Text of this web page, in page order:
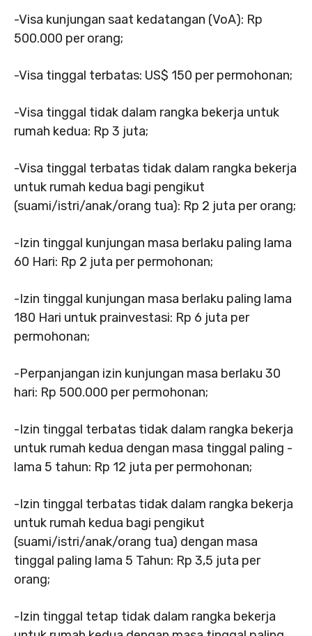
-Visa kunjungan saat kedatangan (VoA): Rp
500.000 per orang;
-Visa tinggal terbatas: US$ 150 per permohonan;
-Visa tinggal tidak dalam rangka bekerja untuk
rumah kedua: Rp 3 juta;
-Visa tinggal terbatas tidak dalam rangka bekerja
untuk rumah kedua bagi pengikut
(suami/istri/anak/orang tua): Rp 2 juta per orang;
-Izin tinggal kunjungan masa berlaku paling lama
60 Hari: Rp 2 juta per permohonan;
-Izin tinggal kunjungan masa berlaku paling lama
180 Hari untuk prainvestasi: Rp 6 juta per
permohonan;
-Perpanjangan izin kunjungan masa berlaku 30
hari: Rp 500.000 per permohonan;
-Izin tinggal terbatas tidak dalam rangka bekerja
untuk rumah kedua dengan masa tinggal paling -
lama 5 tahun: Rp 12 juta per permohonan;
-Izin tinggal terbatas tidak dalam rangka bekerja
untuk rumah kedua bagi pengikut
(suami/istri/anak/orang tua) dengan masa
tinggal paling lama 5 Tahun: Rp 3,5 juta per
orang;
-Izin tinggal tetap tidak dalam rangka bekerja